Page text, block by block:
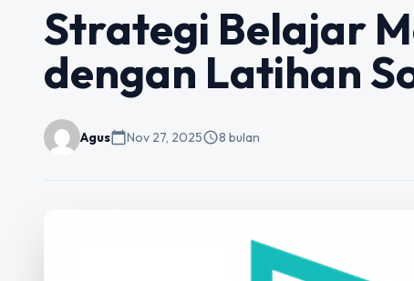
Strategi Belajar
dengan Latihan
Aguscalendar_todayNov 27, 2025schedule8 bulan